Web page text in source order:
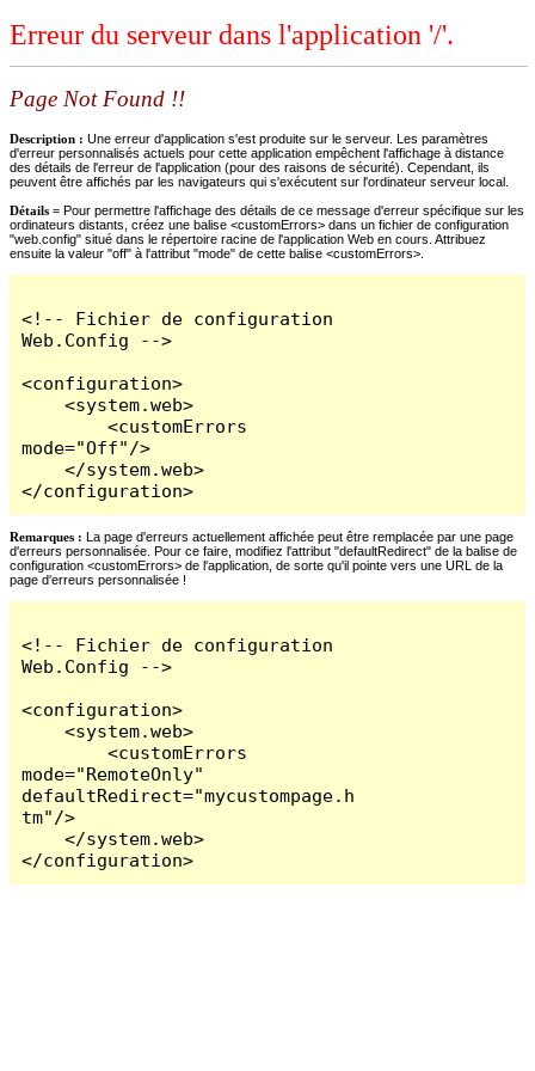
Erreur du serveur dans l'application '/'.
Page Not Found !!
Description : Une erreur d'application s'est produite sur le serveur. Les paramètres
d'erreur personnalisés actuels pour cette application empêchent l'affichage à distance
des détails de l'erreur de l'application (pour des raisons de sécurité). Cependant, ils
peuvent être affichés par les navigateurs qui s'exécutent sur l'ordinateur serveur local.
Détails = Pour permettre l'affichage des détails de ce message d'erreur spécifique sur les
ordinateurs distants, créez une balise <customErrors> dans un fichier de configuration
"web.config" situé dans le répertoire racine de l'application Web en cours. Attribuez
ensuite la valeur "off" à l'attribut "mode" de cette balise <customErrors>.
<!-- Fichier de configuration
Web.Config -->
<configuration>
    <system.web>
        <customErrors
mode="Off"/>
    </system.web>
</configuration>
Remarques : La page d'erreurs actuellement affichée peut être remplacée par une page
d'erreurs personnalisée. Pour ce faire, modifiez l'attribut "defaultRedirect" de la balise de
configuration <customErrors> de l'application, de sorte qu'il pointe vers une URL de la
page d'erreurs personnalisée !
<!-- Fichier de configuration
Web.Config -->
<configuration>
    <system.web>
        <customErrors
mode="RemoteOnly"
defaultRedirect="mycustompage.h
tm"/>
    </system.web>
</configuration>